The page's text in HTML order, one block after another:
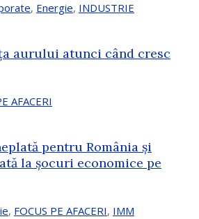
, Energie, INDUSTRIE
aurului atunci când cresc
AFACERI
pentru România și
la șocuri economice pe
, FOCUS PE AFACERI, IMM